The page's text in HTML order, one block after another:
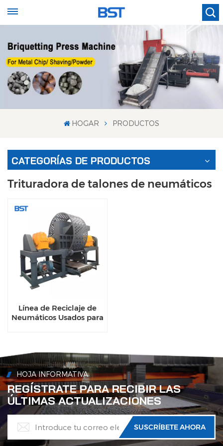
HOGAR PRODUCTOS
CATEGORÍAS DE PRODUCTOS
Trituradora de talones de neumáticos
Línea de Reciclaje de
Neumáticos Usados para
HOJA INFORMATIVA
REGÍSTRATE PARA RECIBIR LAS
ÚLTIMAS ACTUALIZACIONES